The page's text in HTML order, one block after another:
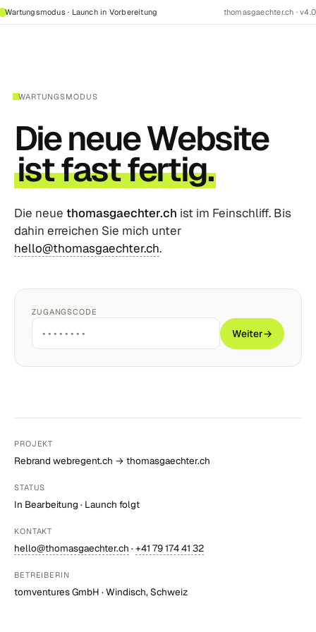
Wartungsmodus · Launch in Vorbereitung thomasgaechter.ch · v4.0
WARTUNGSMODUS
Die neue Website
ist fast fertig.
Die neue thomasgaechter.ch ist im Feinschliff. Bis
dahin erreichen Sie mich unter
hello@thomasgaechter.ch.
ZUGANGSCODE
Weiter→
PROJEKT
Rebrand webregent.ch → thomasgaechter.ch
STATUS
In Bearbeitung · Launch folgt
KONTAKT
hello@thomasgaechter.ch ·+41 79 174 41 32
BETREIBERIN
tomventures GmbH · Windisch, Schweiz